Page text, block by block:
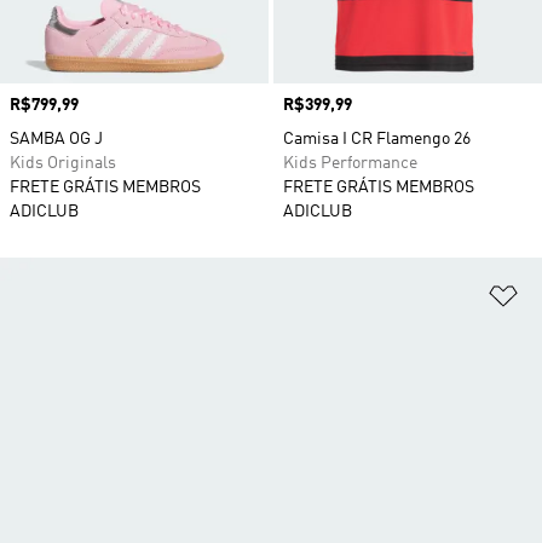
Preço
R$799,99
SAMBA OG J
Kids Originals
FRETE GRÁTIS MEMBROS
ADICLUB
Preço
R$399,99
Camisa I CR Flamengo 26
Kids Performance
FRETE GRÁTIS MEMBROS
ADICLUB